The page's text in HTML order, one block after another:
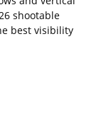
shootable
best visibility